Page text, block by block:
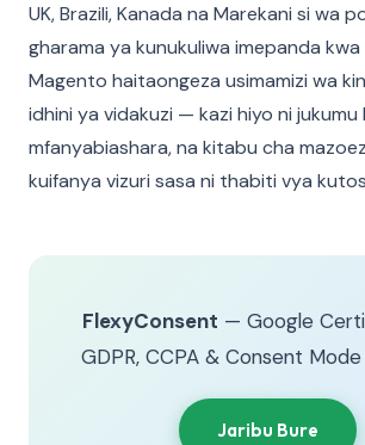
UK, Brazili, Kanada na Marekani si wa
gharama ya kunukuliwa imepanda kwa
Magento haitaongeza usimamizi wa
idhini ya vidakuzi — kazi hiyo ni jukumu
mfanyabiashara, na kitabu cha
kuifanya vizuri sasa ni thabiti vya
FlexyConsent — Google
GDPR, CCPA & Consent
Jaribu Bure